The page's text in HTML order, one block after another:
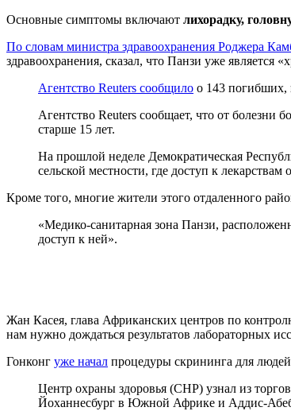
Основные симптомы включают лихорадку,
По словам министра здравоохранения Роджера
здравоохранения, сказал, что Панзи уже является
Агентство Reuters сообщило о 143 погибших,
Агентство Reuters сообщает, что от болезни
старше 15 лет.
На прошлой неделе Демократическая
сельской местности, где доступ к
Кроме того, многие жители этого отдаленного
«Медико-санитарная зона Панзи,
доступ к ней».
Жан Касея, глава Африканских центров по
нам нужно дождаться результатов лабораторных
Гонконг уже начал процедуры скрининга для
Центр охраны здоровья (CHP) узнал из
Йоханнесбург в Южной Африке и Аддис-